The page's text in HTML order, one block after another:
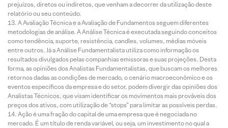
prejuízos, diretos ou indiretos, que venham a decorrer da utilização deste
relatório ou seu conteúdo.
A Avaliação Técnica e a Avaliação de Fundamentos seguem diferentes
metodologias de análise. A Análise Técnica é executada seguindo conceitos
como tendência, suporte, resistência, candles, volumes, médias móveis
entre outros. Já a Análise Fundamentalista utiliza como informação os
resultados divulgados pelas companhias emissoras e suas projeções. Desta
forma, as opiniões dos Analistas Fundamentalistas, que buscam os melhores
retornos dadas as condições de mercado, o cenário macroeconômico e os
eventos específicos da empresa e do setor, podem divergir das opiniões dos
Analistas Técnicos, que visam identificar os movimentos mais prováveis dos
preços dos ativos, com utilização de “stops” para limitar as possíveis perdas.
Ação é uma fração do capital de uma empresa que é negociada no
mercado. É um título de renda variável, ou seja, um investimento no qual a